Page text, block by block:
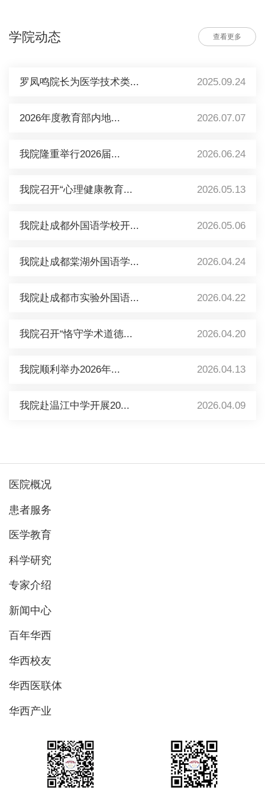
学院动态 查看更多
罗凤鸣院长为医学技术类... 2025.09.24
2026年度教育部内地... 2026.07.07
我院隆重举行2026届... 2026.06.24
我院召开“心理健康教育... 2026.05.13
我院赴成都外国语学校开... 2026.05.06
我院赴成都棠湖外国语学... 2026.04.24
我院赴成都市实验外国语... 2026.04.22
我院召开“恪守学术道德... 2026.04.20
我院顺利举办2026年... 2026.04.13
我院赴温江中学开展20... 2026.04.09
医院概况
患者服务
医学教育
科学研究
专家介绍
新闻中心
百年华西
华西校友
华西医联体
华西产业